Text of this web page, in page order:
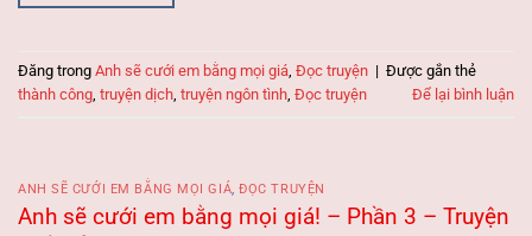
Đăng trong Anh sẽ cưới em bằng mọi giá, Đọc truyện | Được gắn thẻ
thành công, truyện dịch, truyện ngôn tình, Đọc truyện Để lại bình luận
ANH SẼ CƯỚI EM BẰNG MỌI GIÁ,ĐỌC TRUYỆN
Anh sẽ cưới em bằng mọi giá! – Phần 3 – Truyện